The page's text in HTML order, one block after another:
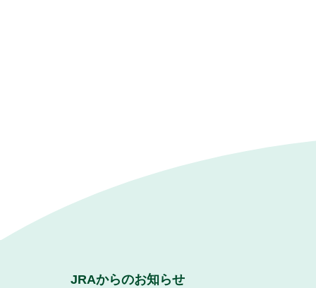
JRAからのお知らせ